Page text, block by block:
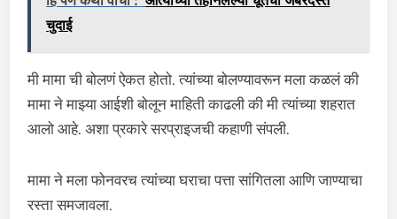
चुदाई
मी मामा ची बोलणं ऐकत होतो. त्यांच्या बोलण्यावरून मला कळलं की
मामा ने माझ्या आईशी बोलून माहिती काढली की मी त्यांच्या शहरात
आलो आहे. अशा प्रकारे सरप्राइजची कहाणी संपली.
मामा ने मला फोनवरच त्यांच्या घराचा पत्ता सांगितला आणि जाण्याचा
रस्ता समजावला.